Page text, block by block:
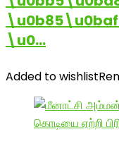
\u0…
Added to wishlist